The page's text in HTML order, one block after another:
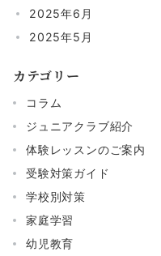
2025年6月
2025年5月
カテゴリー
コラム
ジュニアクラブ紹介
体験レッスンのご案内
受験対策ガイド
学校別対策
家庭学習
幼児教育